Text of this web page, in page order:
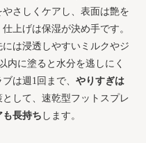
さしくケアし、表面は艶を
上げは保湿が決め手です。
は浸透しやすいミルクやジ
内に塗ると水分を逃しにく
は週1回まで、 やりすぎは
して、速乾型フットスプレ
も長持ち します。